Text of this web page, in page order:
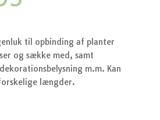
til opbinding af planter
og sække med, samt
m.m. Kan
længder.